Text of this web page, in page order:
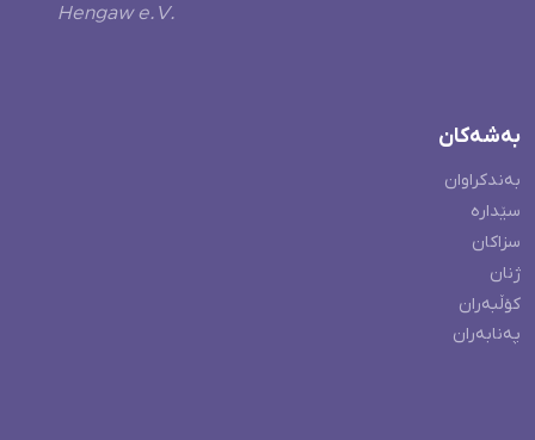
Hengaw e.V.
بەشەکان
بەندکراوان
سێدارە
سزاکان
ژنان
کۆڵبەران
پەنابەران